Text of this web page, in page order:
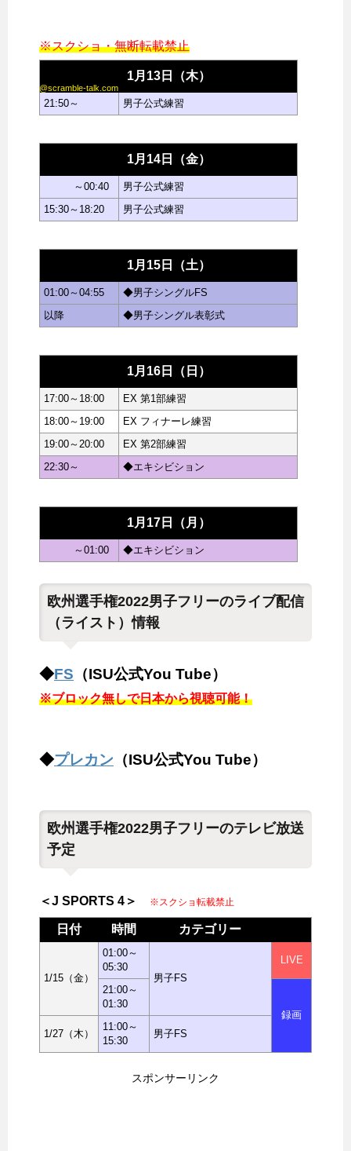
※スクショ・無断転載禁止
@scramble-talk.com
1月13日（木）
21:50～ 男子公式練習
1月14日（金）
～00:40
男子公式練習
15:30～18:20
男子公式練習
1月15日（土）
01:00～04:55
◆男子シングルFS
以降
◆男子シングル表彰式
1月16日（日）
17:00～18:00
EX 第1部練習
18:00～19:00
EX フィナーレ練習
19:00～20:00
EX 第2部練習
22:30～
◆エキシビション
1月17日（月）
～01:00 ◆エキシビション
欧州選手権2022男子フリーのライブ配信
（ライスト）情報
◆FS （ISU公式You Tube）
※ブロック無しで日本から視聴可能！
◆プレカン （ISU公式You Tube）
欧州選手権2022男子フリーのテレビ放送
予定
＜J SPORTS 4＞ ※スクショ転載禁止
日付 時間 カテゴリー
1/15（金）
01:00～
05:30
男子FS
LIVE
21:00～
01:30
録画
1/27（木）
11:00～
15:30
男子FS
スポンサーリンク